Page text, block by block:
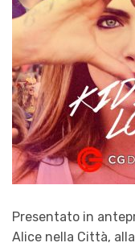
Presentato in
Alice nella Città,